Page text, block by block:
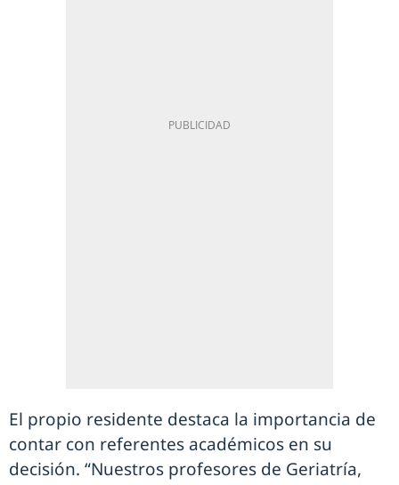
El propio residente destaca la importancia de
contar con referentes académicos en su
decisión. “Nuestros profesores de Geriatría,